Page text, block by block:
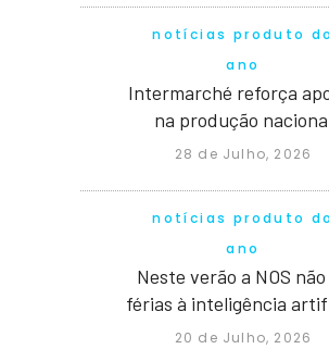
notícias produto do
ano
Intermarché reforça
na produção
28 de Julho, 2026
notícias produto do
ano
Neste verão a NOS
férias à inteligência
20 de Julho, 2026